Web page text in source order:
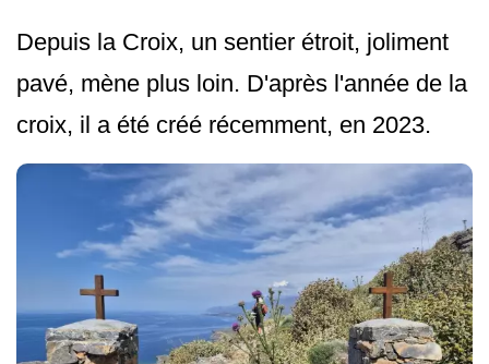
Depuis la Croix, un sentier étroit, joliment
pavé, mène plus loin. D'après l'année de la
croix, il a été créé récemment, en 2023.